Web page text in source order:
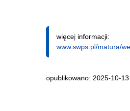
więcej informacji:
www.swps.pl/matura/
opublikowano: 2025-10-13